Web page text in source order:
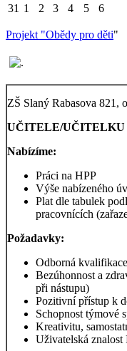
31 1 2 3 4 5 6
Projekt "Obědy pro děti"
ZŠ Slaný Rabasova 821,
UČITELE/UČITELKU
Nabízíme:
Práci na HPP
Výše nabízeného
Plat dle tabulek
pracovnících
Požadavky:
Odborná
Bezúhonnost a
při nástupu)
Pozitivní přístup k
Schopnost týmové
Kreativitu,
Uživatelská znalost